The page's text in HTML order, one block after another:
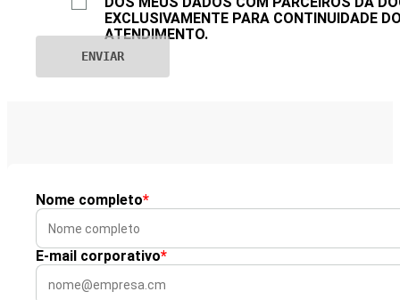
EXCLUSIVAMENTE PARA CONTINUIDADE
ATENDIMENTO.
Nome completo*
E-mail corporativo*